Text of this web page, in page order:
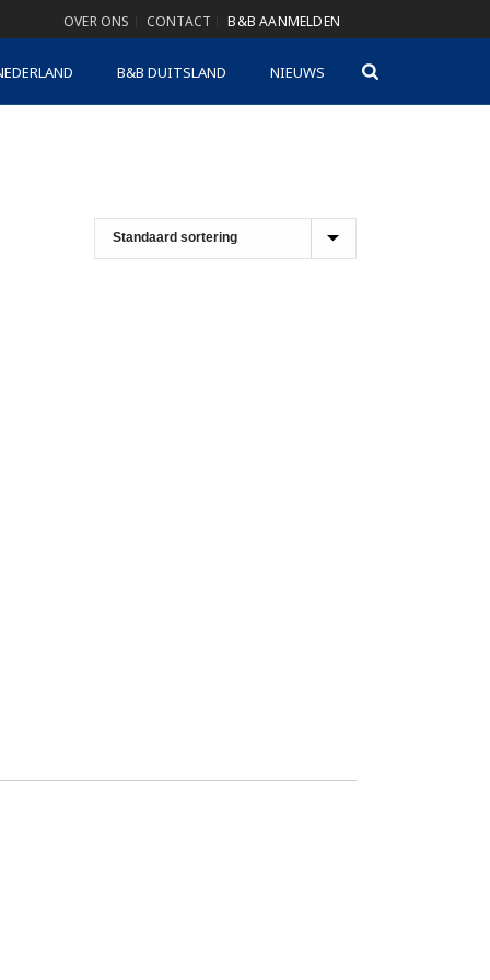
OVER ONS CONTACT B&B AANMELDEN
B&B DUITSLAND NIEUWS